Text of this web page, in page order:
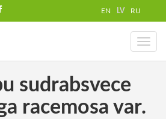
EN LV RU
Toggle
sudrabsvece
racemosa var.